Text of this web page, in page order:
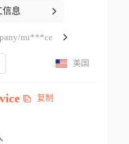
信息
mi***ce
美国
复制